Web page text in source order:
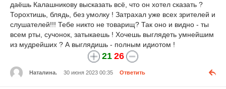
даёшь Калашникову высказать всё, что он хотел сказать ?
Торохтишь, блядь, без умолку ! Затрахал уже всех зрителей и
слушателей!!! Тебе никто не товарищ? Так оно и видно - ты
всем рты, сучонок, затыкаешь ! Хочешь выглядеть умнейшим
из мудрейших ? А выглядишь - полным идиотом !
21 26
Наталина. 30 июня 2023 00:35 Ответить